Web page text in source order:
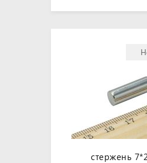
стержень